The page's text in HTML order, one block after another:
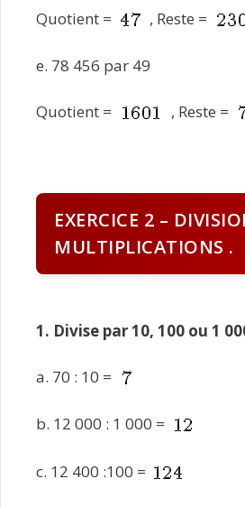
Quotient = , Reste =
e. 78 456 par 49
Quotient = , Reste =
EXERCICE 2 –
MULTIPLICATIONS .
1. Divise par 10, 100 ou 1
a. 70 : 10 =
b. 12 000 : 1 000 =
c. 12 400 :100 =